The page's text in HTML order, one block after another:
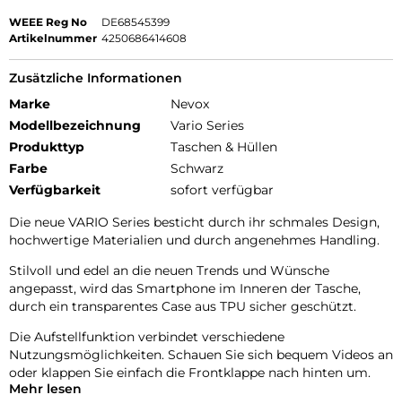
WEEE Reg No
DE68545399
Artikelnummer 4250686414608
Zusätzliche Informationen
Marke
Nevox
Modellbezeichnung
Vario Series
Produkttyp
Taschen & Hüllen
Farbe
Schwarz
Verfügbarkeit
sofort verfügbar
Die neue VARIO Series besticht durch ihr schmales Design,
hochwertige Materialien und durch angenehmes Handling.
Stilvoll und edel an die neuen Trends und Wünsche
angepasst, wird das Smartphone im Inneren der Tasche,
durch ein transparentes Case aus TPU sicher geschützt.
Die Aufstellfunktion verbindet verschiedene
Nutzungsmöglichkeiten. Schauen Sie sich bequem Videos an
oder klappen Sie einfach die Frontklappe nach hinten um.
Mehr lesen